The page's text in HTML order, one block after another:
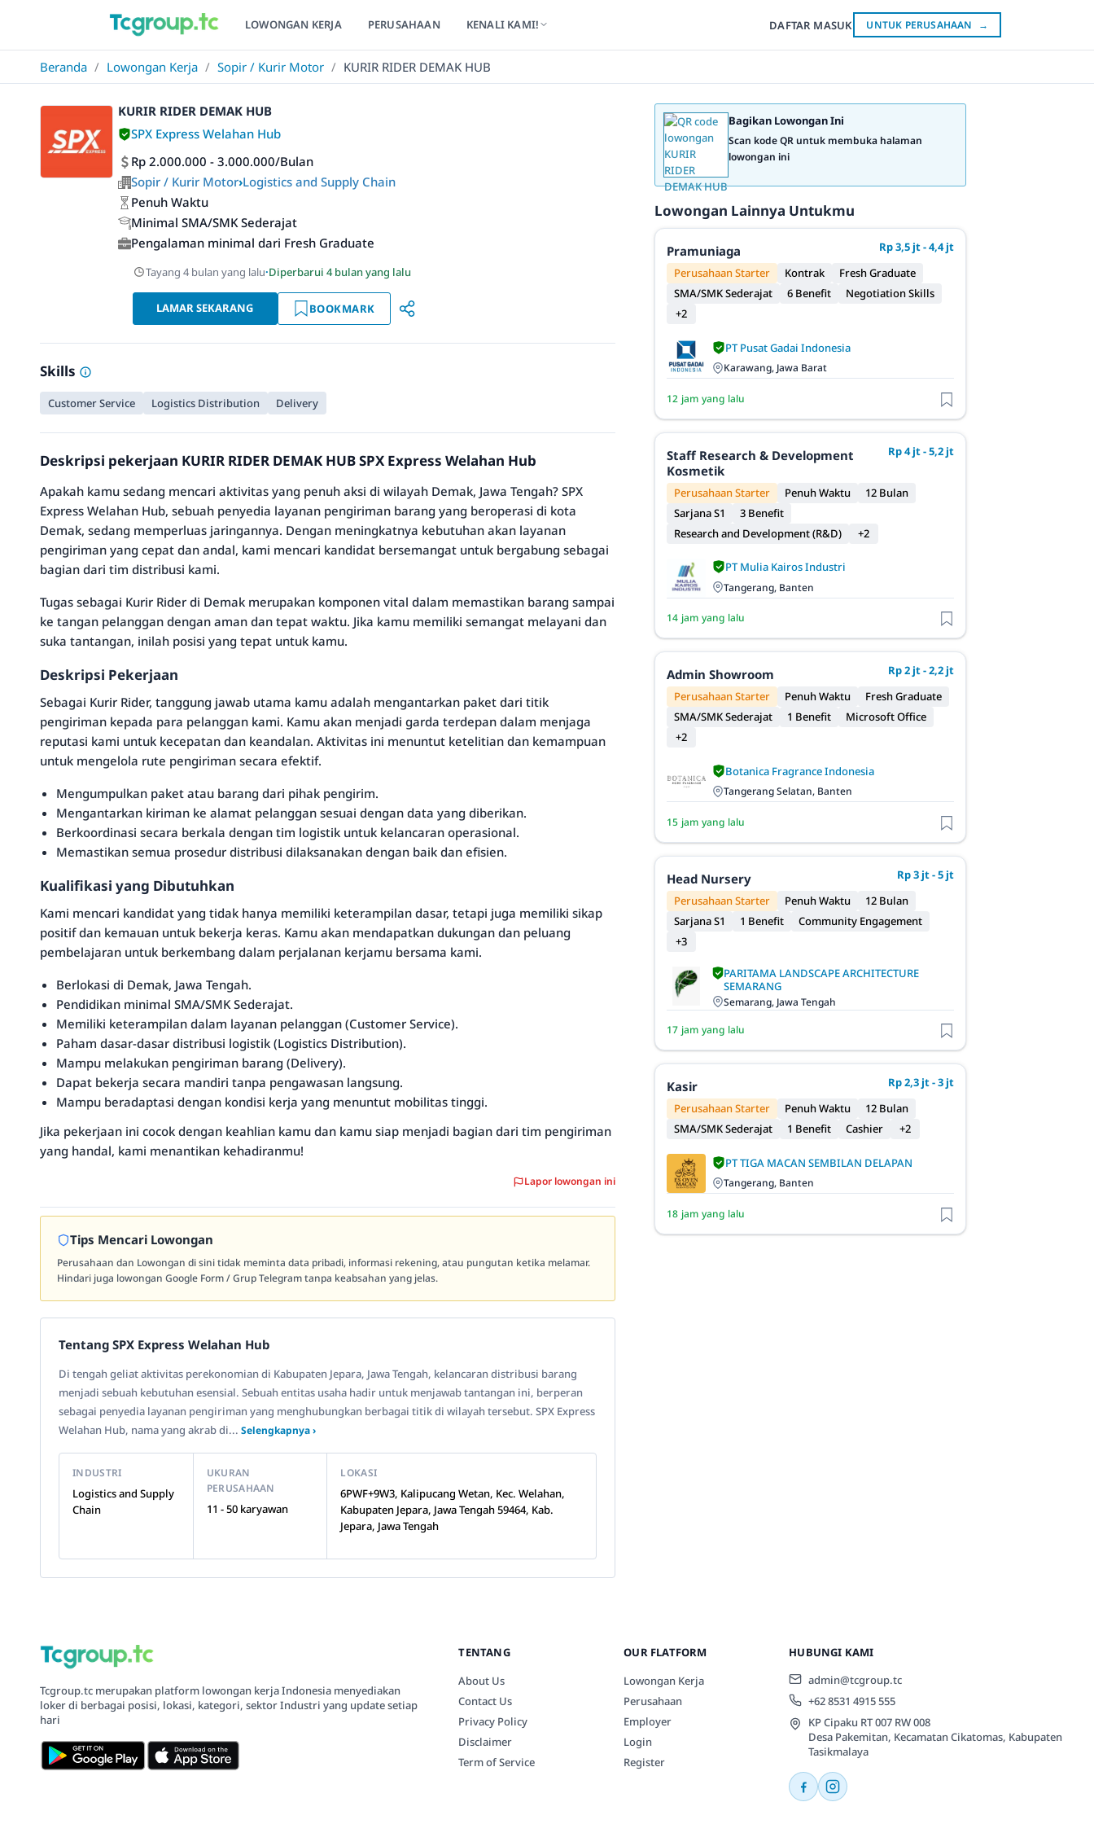
LOWONGAN KERJA PERUSAHAAN KENALI KAMI! DAFTAR MASUK UNTUK PERUSAHAAN →
Beranda / Lowongan Kerja / Sopir / Kurir Motor / KURIR RIDER DEMAK HUB
KURIR RIDER DEMAK HUB
SPX Express Welahan Hub
Rp 2.000.000 - 3.000.000/Bulan
Sopir / Kurir Motor›Logistics and Supply Chain
Penuh Waktu
Minimal SMA/SMK Sederajat
Pengalaman minimal dari Fresh Graduate
Tayang 4 bulan yang lalu·Diperbarui 4 bulan yang lalu
LAMAR SEKARANG BOOKMARK
Skills
Customer Service Logistics Distribution Delivery
Deskripsi pekerjaan KURIR RIDER DEMAK HUB SPX Express Welahan Hub
Apakah kamu sedang mencari aktivitas yang penuh aksi di wilayah Demak, Jawa Tengah? SPX
Express Welahan Hub, sebuah penyedia layanan pengiriman barang yang beroperasi di kota
Demak, sedang memperluas jaringannya. Dengan meningkatnya kebutuhan akan layanan
pengiriman yang cepat dan andal, kami mencari kandidat bersemangat untuk bergabung sebagai
bagian dari tim distribusi kami.
Tugas sebagai Kurir Rider di Demak merupakan komponen vital dalam memastikan barang sampai
ke tangan pelanggan dengan aman dan tepat waktu. Jika kamu memiliki semangat melayani dan
suka tantangan, inilah posisi yang tepat untuk kamu.
Deskripsi Pekerjaan
Sebagai Kurir Rider, tanggung jawab utama kamu adalah mengantarkan paket dari titik
pengiriman kepada para pelanggan kami. Kamu akan menjadi garda terdepan dalam menjaga
reputasi kami untuk kecepatan dan keandalan. Aktivitas ini menuntut ketelitian dan kemampuan
untuk mengelola rute pengiriman secara efektif.
Mengumpulkan paket atau barang dari pihak pengirim.
Mengantarkan kiriman ke alamat pelanggan sesuai dengan data yang diberikan.
Berkoordinasi secara berkala dengan tim logistik untuk kelancaran operasional.
Memastikan semua prosedur distribusi dilaksanakan dengan baik dan efisien.
Kualifikasi yang Dibutuhkan
Kami mencari kandidat yang tidak hanya memiliki keterampilan dasar, tetapi juga memiliki sikap
positif dan kemauan untuk bekerja keras. Kamu akan mendapatkan dukungan dan peluang
pembelajaran untuk berkembang dalam perjalanan kerjamu bersama kami.
Berlokasi di Demak, Jawa Tengah.
Pendidikan minimal SMA/SMK Sederajat.
Memiliki keterampilan dalam layanan pelanggan (Customer Service).
Paham dasar-dasar distribusi logistik (Logistics Distribution).
Mampu melakukan pengiriman barang (Delivery).
Dapat bekerja secara mandiri tanpa pengawasan langsung.
Mampu beradaptasi dengan kondisi kerja yang menuntut mobilitas tinggi.
Jika pekerjaan ini cocok dengan keahlian kamu dan kamu siap menjadi bagian dari tim pengiriman
yang handal, kami menantikan kehadiranmu!
Lapor lowongan ini
Tips Mencari Lowongan
Perusahaan dan Lowongan di sini tidak meminta data pribadi, informasi rekening, atau pungutan ketika melamar.
Hindari juga lowongan Google Form / Grup Telegram tanpa keabsahan yang jelas.
Tentang SPX Express Welahan Hub
Di tengah geliat aktivitas perekonomian di Kabupaten Jepara, Jawa Tengah, kelancaran distribusi barang
menjadi sebuah kebutuhan esensial. Sebuah entitas usaha hadir untuk menjawab tantangan ini, berperan
sebagai penyedia layanan pengiriman yang menghubungkan berbagai titik di wilayah tersebut. SPX Express
Welahan Hub, nama yang akrab di... Selengkapnya ›
INDUSTRI
Logistics and Supply
Chain
UKURAN
PERUSAHAAN
11 - 50 karyawan
LOKASI
6PWF+9W3, Kalipucang Wetan, Kec. Welahan,
Kabupaten Jepara, Jawa Tengah 59464, Kab.
Jepara, Jawa Tengah
Bagikan Lowongan Ini
Scan kode QR untuk membuka halaman
lowongan ini
Lowongan Lainnya Untukmu
Pramuniaga
Rp 3,5 jt - 4,4 jt
Perusahaan Starter
Kontrak
Fresh Graduate
SMA/SMK Sederajat
6 Benefit
Negotiation Skills
+2
PT Pusat Gadai Indonesia
Karawang, Jawa Barat
12 jam yang lalu
Staff Research & Development
Kosmetik
Rp 4 jt - 5,2 jt
Perusahaan Starter Penuh Waktu
12 Bulan
Sarjana S1
3 Benefit
Research and Development (R&D)
+2
PT Mulia Kairos Industri
Tangerang, Banten
14 jam yang lalu
Admin Showroom
Rp 2 jt - 2,2 jt
Perusahaan Starter
Penuh Waktu
Fresh Graduate
SMA/SMK Sederajat
1 Benefit
Microsoft Office
+2
Botanica Fragrance Indonesia
Tangerang Selatan, Banten
15 jam yang lalu
Head Nursery
Rp 3 jt - 5 jt
Perusahaan Starter
Penuh Waktu
12 Bulan
Sarjana S1
1 Benefit
Community Engagement
+3
PARITAMA LANDSCAPE ARCHITECTURE
SEMARANG
Semarang, Jawa Tengah
17 jam yang lalu
Kasir
Rp 2,3 jt - 3 jt
Perusahaan Starter
Penuh Waktu
12 Bulan
SMA/SMK Sederajat
1 Benefit Cashier +2
PT TIGA MACAN SEMBILAN DELAPAN
Tangerang, Banten
18 jam yang lalu
Tcgroup.tc merupakan platform lowongan kerja Indonesia menyediakan
loker di berbagai posisi, lokasi, kategori, sektor Industri yang update setiap
hari
TENTANG
About Us
Contact Us
Privacy Policy
Disclaimer
Term of Service
OUR FLATFORM
Lowongan Kerja
Perusahaan
Employer
Login
Register
HUBUNGI KAMI
admin@tcgroup.tc
+62 8531 4915 555
KP Cipaku RT 007 RW 008
Desa Pakemitan, Kecamatan Cikatomas, Kabupaten
Tasikmalaya